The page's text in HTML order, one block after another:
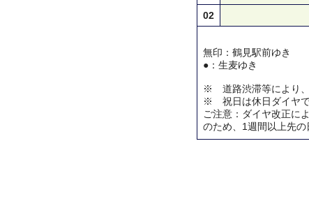
02
無印：鶴見駅前ゆき
●：生麦ゆき
※ 道路渋滞等により、
※ 祝日は休日ダイヤで
ご注意：ダイヤ改正に
のため、1週間以上先の